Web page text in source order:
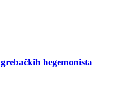
hegemonista